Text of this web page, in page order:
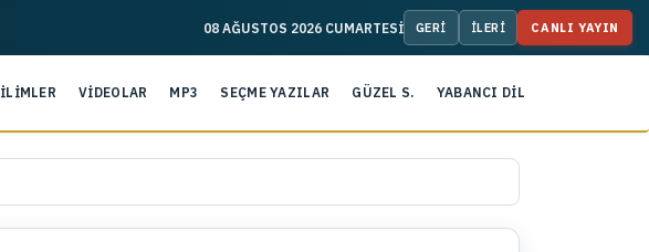
08 AĞUSTOS 2026 CUMARTESİ CANLI YAYIN
VİDEOLAR MP3 SEÇME YAZILAR GÜZEL S. YABANCI DİL